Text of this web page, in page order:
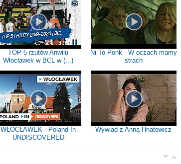
TOP 5 rzutów Anwilu
Włocławek w BCL w (...)
Ni To Ponk - W oczach mamy
strach
WŁOCŁAWEK - Poland In
UNDISCOVERED
Wywiad z Anną Hnatowicz